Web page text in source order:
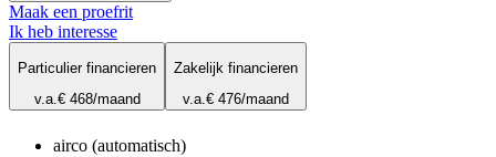
Maak een proefrit
Ik heb interesse
Particulier financieren
v.a.€ 468/maand
Zakelijk financieren
v.a.€ 476/maand
airco (automatisch)